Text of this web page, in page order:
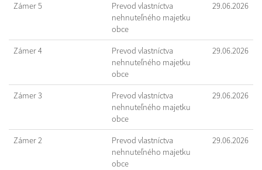
Zámer 5
Prevod vlastníctva
nehnuteľného majetku
obce
29.06.2026
Zámer 4
Prevod vlastníctva
nehnuteľného majetku
obce
29.06.2026
Zámer 3
Prevod vlastníctva
nehnuteľného majetku
obce
29.06.2026
Zámer 2
Prevod vlastníctva
nehnuteľného majetku
obce
29.06.2026